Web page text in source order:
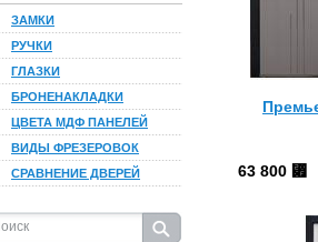
ЗАМКИ
РУЧКИ
ГЛАЗКИ
БРОНЕНАКЛАДКИ
ЦВЕТА МДФ ПАНЕЛЕЙ
ВИДЫ ФРЕЗЕРОВОК
СРАВНЕНИЕ ДВЕРЕЙ
63 800 ⃏